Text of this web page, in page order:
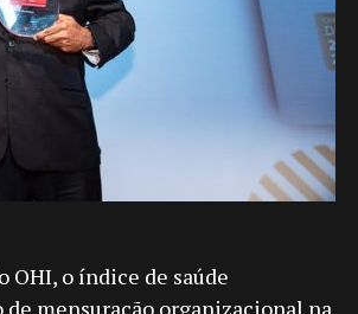
o índice de saúde
mensuração organizacional na